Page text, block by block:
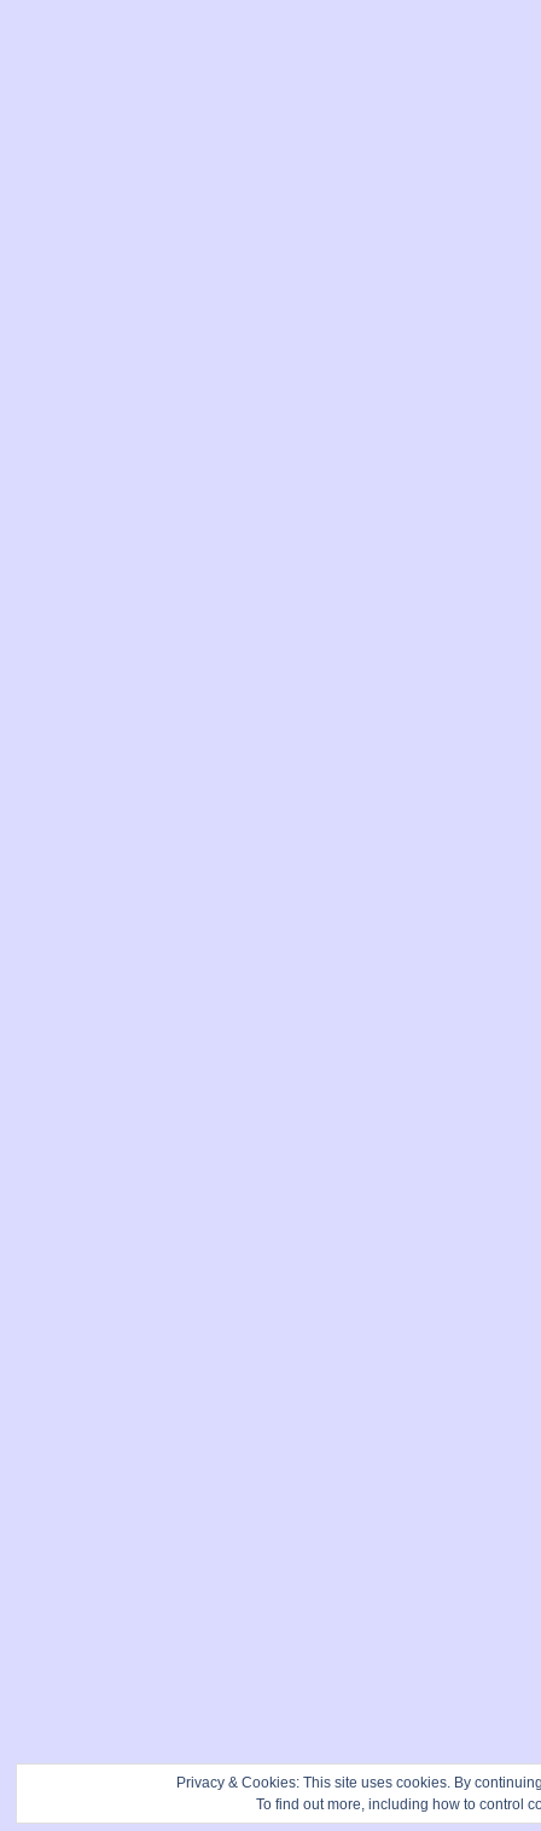
Privacy & Cookies: This site uses cookies. By
To find out more, including how to control